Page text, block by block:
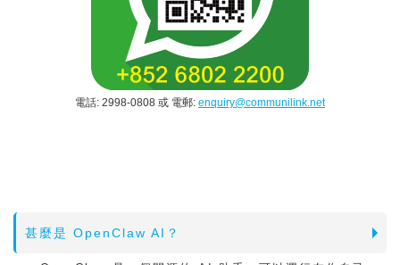
電話: 2998-0808 或 電郵: enquiry@communilink.net
甚麼是 OpenClaw AI？